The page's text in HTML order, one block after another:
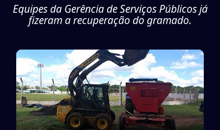
Equipes da Gerência de Serviços Públicos já
fizeram a recuperação do gramado.